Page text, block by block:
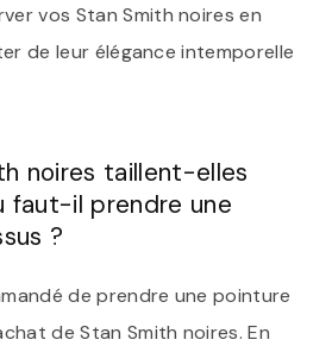
vos Stan Smith noires en
de leur élégance intemporelle
noires taillent-elles
faut-il prendre une
?
de prendre une pointure
de Stan Smith noires. En